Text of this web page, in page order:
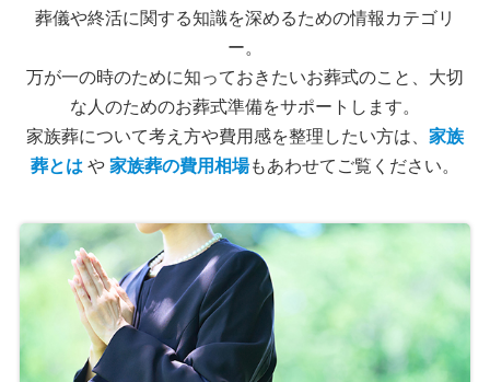
葬儀や終活に関する知識を深めるための情報カテゴリ
ー。
万が一の時のために知っておきたいお葬式のこと、大切
な人のためのお葬式準備をサポートします。
家族葬について考え方や費用感を整理したい方は、 家族
葬とは や家族葬の費用相場もあわせてご覧ください。